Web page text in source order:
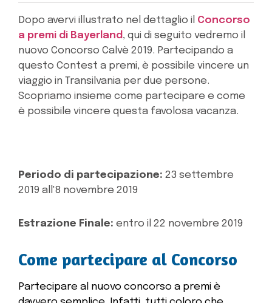
Dopo avervi illustrato nel dettaglio il Concorso
a premi di Bayerland , qui di seguito vedremo il
nuovo Concorso Calvè 2019. Partecipando a
questo Contest a premi, è possibile vincere un
viaggio in Transilvania per due persone.
Scopriamo insieme come partecipare e come
è possibile vincere questa favolosa vacanza.
Periodo di partecipazione: 23 settembre
2019 all'8 novembre 2019
Estrazione Finale: entro il 22 novembre 2019
Come partecipare al Concorso
Partecipare al nuovo concorso a premi è